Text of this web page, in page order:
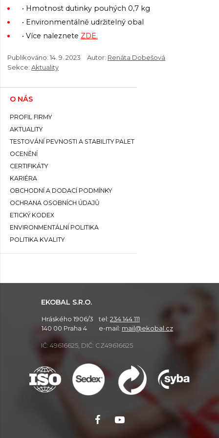
• Hmotnost dutinky pouhých 0,7 kg
• Environmentálně udržitelný obal
• Více naleznete ZDE.
Publikováno: 14. 9. 2023 Autor: Renáta Dobešová
Sekce: Aktuality
O NÁS
PROFIL FIRMY
AKTUALITY
TESTOVÁNÍ PEVNOSTI A STABILITY PALET
OCENĚNÍ
CERTIFIKÁTY
KARIÉRA
OBCHODNÍ A DODACÍ PODMÍNKY
OCHRANA OSOBNÍCH ÚDAJŮ
ETICKÝ KODEX
ENVIRONMENTÁLNÍ POLITIKA
POLITIKA KVALITY
EKOBAL S.R.O.
Hráského 1906/3
140 00 Praha 4
tel: 234 144 111
e-mail: mail@ekobal.cz
IČ: 49616625, DIČ: CZ49616625